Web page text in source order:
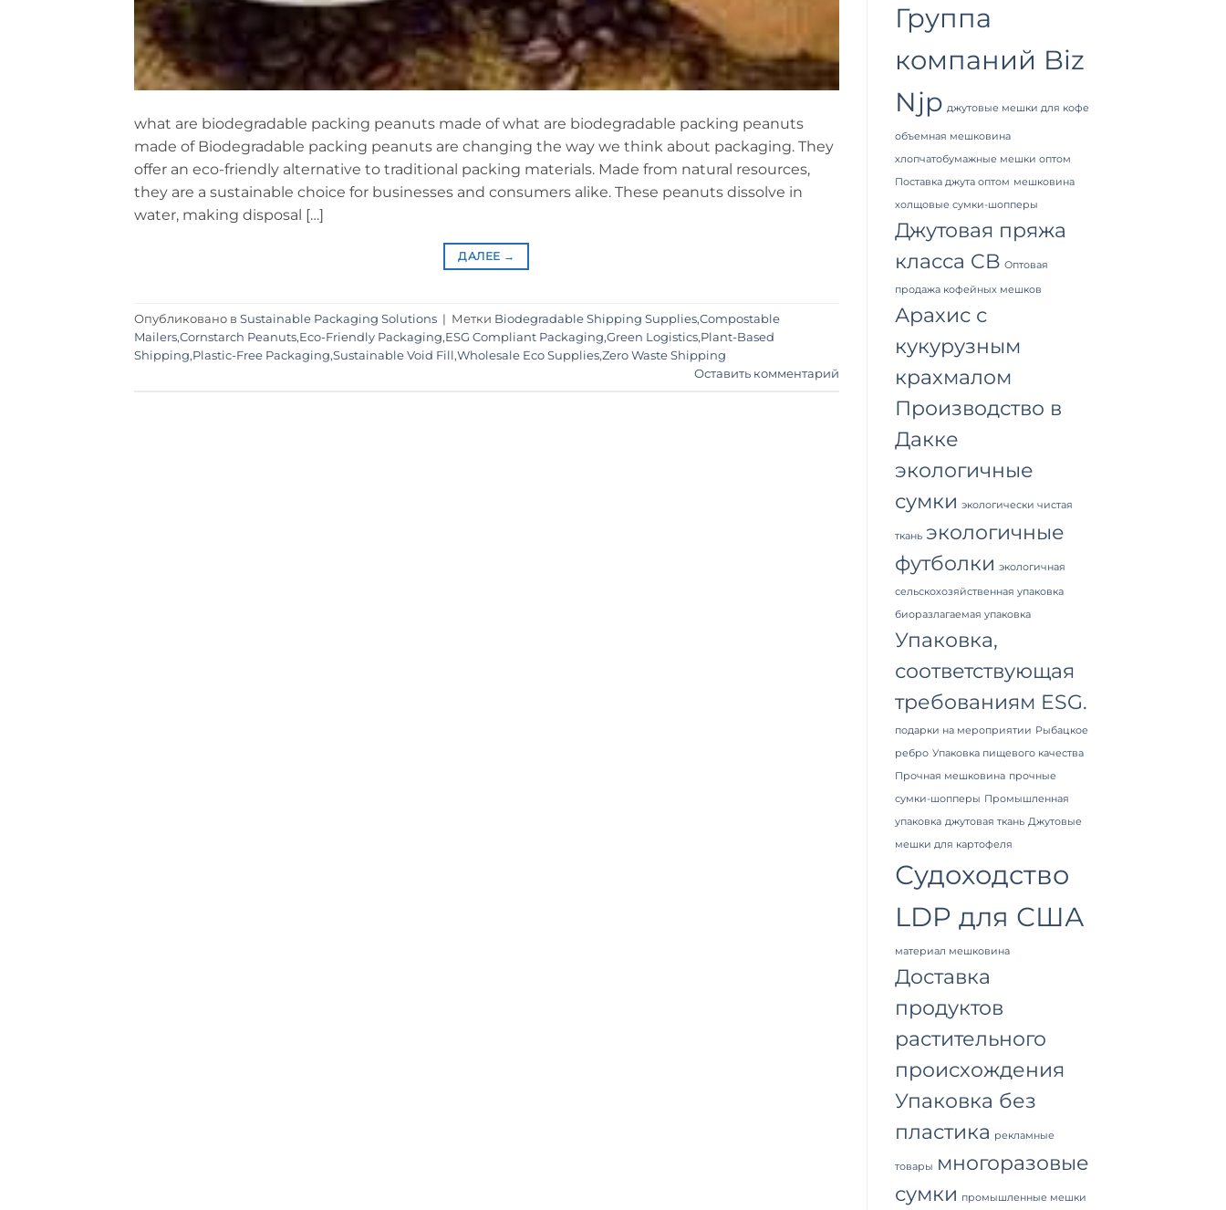
what are biodegradable packing peanuts made of what are biodegradable packing peanuts
made of Biodegradable packing peanuts are changing the way we think about packaging. They
offer an eco-friendly alternative to traditional packing materials. Made from natural resources,
they are a sustainable choice for businesses and consumers alike. These peanuts dissolve in
water, making disposal […]
ДАЛЕЕ →
Опубликовано в Sustainable Packaging Solutions | Метки Biodegradable Shipping Supplies,Compostable
Mailers,Cornstarch Peanuts,Eco-Friendly Packaging,ESG Compliant Packaging,Green Logistics,Plant-Based
Shipping,Plastic-Free Packaging,Sustainable Void Fill ,Wholesale Eco Supplies,Zero Waste Shipping
Оставить комментарий
Группа
компаний Biz
Njp джутовые мешки для кофе
объемная мешковина
хлопчатобумажные мешки оптом
Поставка джута оптом мешковина
холщовые сумки-шопперы
Джутовая пряжа
класса CB Оптовая
продажа кофейных мешков
Арахис с
кукурузным
крахмалом
Производство в
Дакке
экологичные
сумки экологически чистая
ткань экологичные
футболки экологичная
сельскохозяйственная упаковка
биоразлагаемая упаковка
Упаковка,
соответствующая
требованиям ESG.
подарки на мероприятии Рыбацкое
ребро Упаковка пищевого качества
Прочная мешковина прочные
сумки-шопперы Промышленная
упаковка джутовая ткань Джутовые
мешки для картофеля
Судоходство
LDP для США
материал мешковина
Доставка
продуктов
растительного
происхождения
Упаковка без
пластика рекламные
товары многоразовые
сумки промышленные мешки